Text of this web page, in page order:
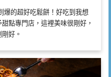
爆的超好吃鬆餅！好吃到我想
點專門店，這裡美味很剛好，
好。